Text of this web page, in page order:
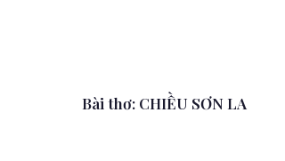
Bài thơ: CHIỀU SƠN LA